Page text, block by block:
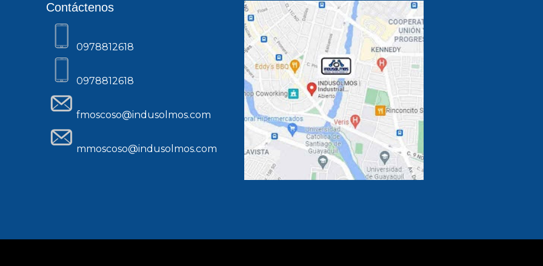
Contáctenos
0978812618
0978812618
fmoscoso@indusolmos.com
mmoscoso@indusolmos.com